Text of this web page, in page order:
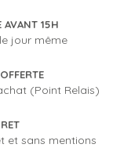
AVANT 15H
jour même
(Point Relais)
et sans mentions